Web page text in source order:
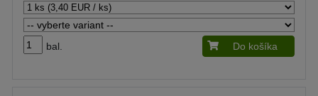
bal. Do košíka